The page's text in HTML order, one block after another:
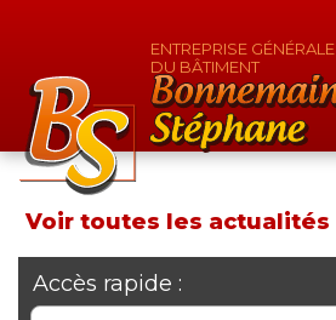
ENTREPRISE GÉNÉRALE
DU BÂTIMENT
Voir toutes les actualités
Accès rapide :